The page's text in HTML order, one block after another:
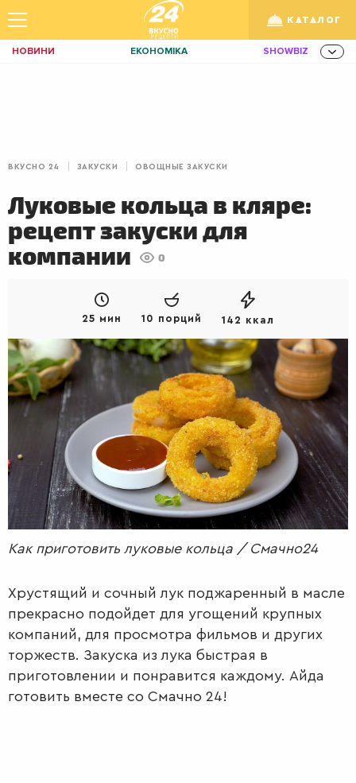
КАТАЛОГ
НОВИНИ ЕКОНОМІКА SHOWBIZ
ІДЕЇ
ІННОВАЦІЇ MEN НЕРУХОМІСТЬ
ЗБІРНА АКТИВ КОРИСНО
AUTO
РАДІО КРАСА КІНО
LIFESTYLE FASHION ТРАДИЦІЇ
ВКУСНО 24 ЗАКУСКИ ОВОЩНЫЕ ЗАКУСКИ
Луковые кольца в кляре:
рецепт закуски для
компании
0
25 мин 10 порций 142 ккал
Как приготовить луковые кольца / Смачно24
Хрустящий и сочный лук поджаренный в масле
прекрасно подойдет для угощений крупных
компаний, для просмотра фильмов и других
торжеств. Закуска из лука быстрая в
приготовлении и понравится каждому. Айда
готовить вместе со Смачно 24!